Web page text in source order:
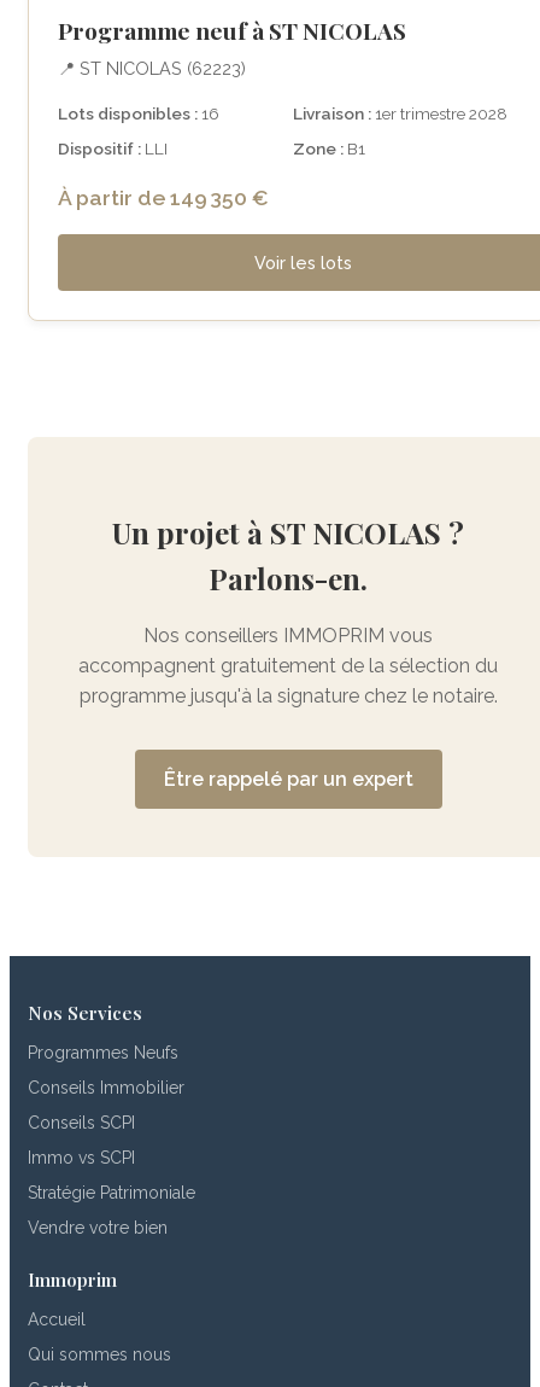
Programme neuf à ST NICOLAS
📍 ST NICOLAS (62223)
Lots disponibles : 16 Livraison : 1er trimestre 2028
Dispositif : LLI Zone : B1
À partir de 149 350 €
Voir les lots
Un projet à ST NICOLAS ?
Parlons-en.
Nos conseillers IMMOPRIM vous
accompagnent gratuitement de la sélection du
programme jusqu'à la signature chez le notaire.
Être rappelé par un expert
Nos Services
Programmes Neufs
Conseils Immobilier
Conseils SCPI
Immo vs SCPI
Stratégie Patrimoniale
Vendre votre bien
Immoprim
Accueil
Qui sommes nous